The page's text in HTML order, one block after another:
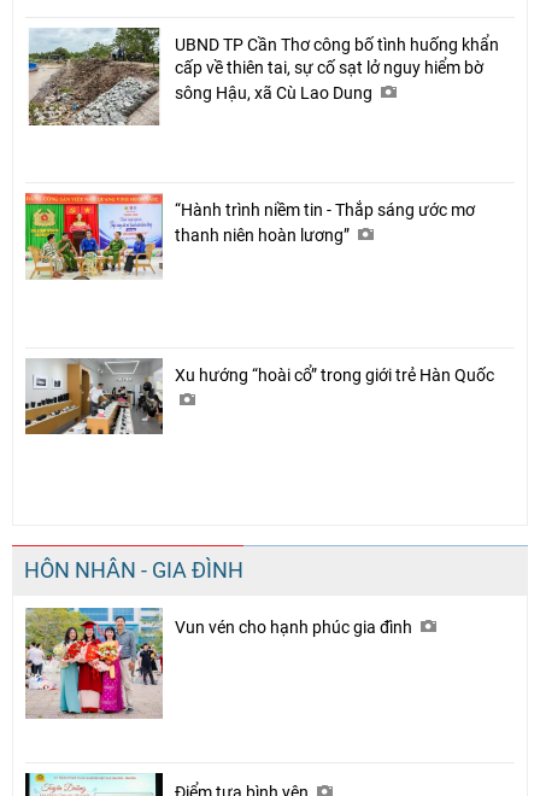
UBND TP Cần Thơ công bố tình huống khẩn
cấp về thiên tai, sự cố sạt lở nguy hiểm bờ
sông Hậu, xã Cù Lao Dung
“Hành trình niềm tin - Thắp sáng ước mơ
thanh niên hoàn lương”
Xu hướng “hoài cổ” trong giới trẻ Hàn Quốc
HÔN NHÂN - GIA ĐÌNH
Vun vén cho hạnh phúc gia đình
Điểm tựa bình yên